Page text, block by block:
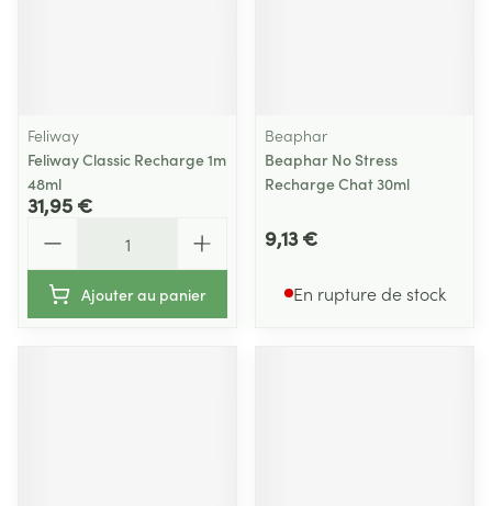
Feliway
Feliway Classic Recharge 1m
48ml
31,95 €
Ajouter au panier
Beaphar
Beaphar No Stress
Recharge Chat 30ml
9,13 €
En rupture de stock